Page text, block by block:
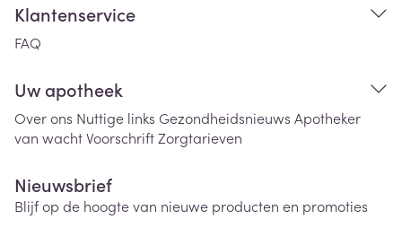
Klantenservice
FAQ
Uw apotheek
Over ons Nuttige links Gezondheidsnieuws Apotheker
van wachtVoorschriftZorgtarieven
Nieuwsbrief
Blijf op de hoogte van nieuwe producten en promoties